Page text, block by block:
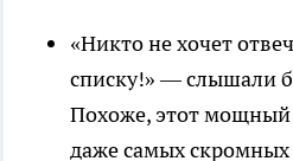
«Никто не хочет
списку!» — слышали
Похоже, этот мощный
даже самых